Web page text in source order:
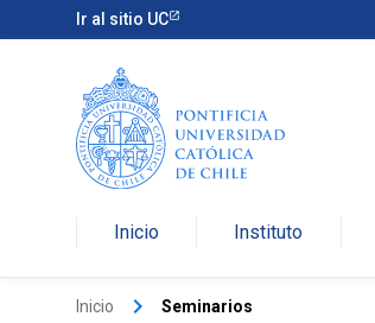
Ir al sitio UC
Inicio Instituto
Inicio keyboard_arrow_right Seminarios